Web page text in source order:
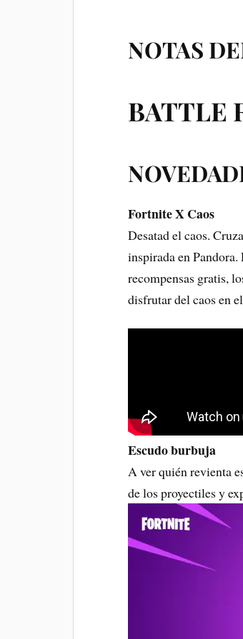
NOTAS
BATTLE
Fortnite X Caos
Desatad el caos.
inspirada en
recompensas gratis,
disfrutar del caos en
Escudo burbuja
A ver quién revienta
de los proyectiles y